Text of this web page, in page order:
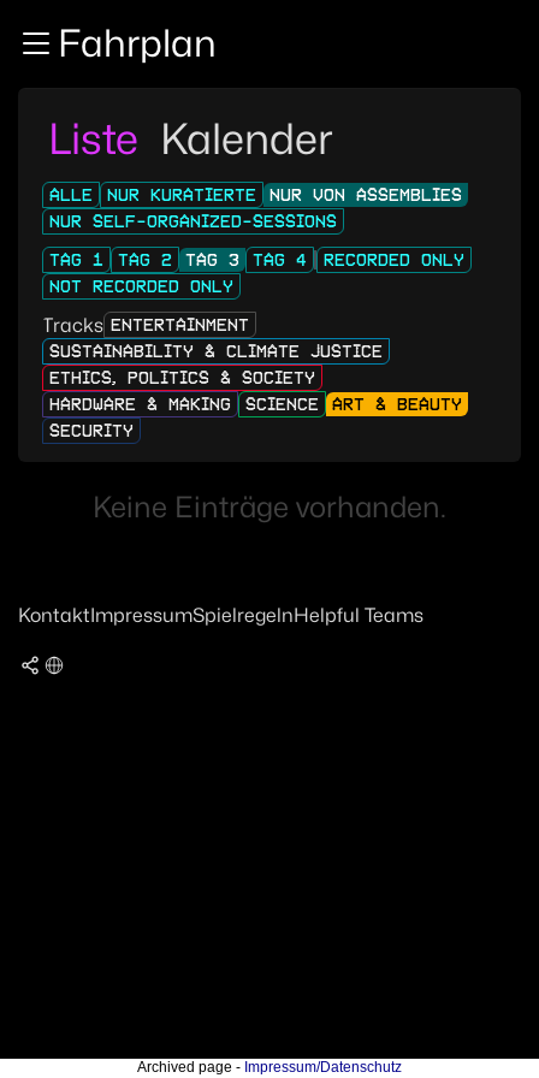
Zum InhaltFahrplan
Liste Kalender
ALLE NUR KURATIERTE
NUR VON ASSEMBLIES
NUR SELF-ORGANIZED-SESSIONS
TAG 1
TAG 2 TAG 3 TAG 4
RECORDED ONLY
NOT RECORDED ONLY
Tracks ENTERTAINMENT
SUSTAINABILITY & CLIMATE JUSTICE
ETHICS, POLITICS & SOCIETY
HARDWARE & MAKING
SCIENCE
ART & BEAUTY
SECURITY
Keine Einträge vorhanden.
KontaktImpressumSpielregelnHelpful Teams
Archived page - Impressum/Datenschutz